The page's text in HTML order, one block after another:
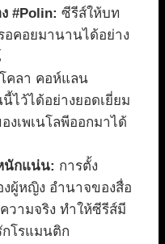
#Polin: ซีรีส์ให้บท
คอยมานานได้อย่าง
คลา คอห์แลน
ไว้ได้อย่างยอดเยี่ยม
เพเนโลพีออกมาได้
นักแน่น: การตั้ง
ผู้หญิง อำนาจของสื่อ
วามจริง ทำให้ซีรีส์มี
กโรแมนติก